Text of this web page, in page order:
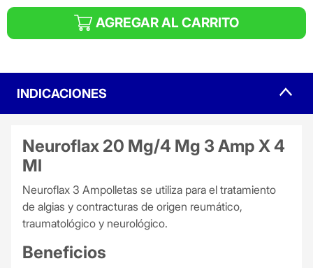
AGREGAR AL CARRITO
INDICACIONES
Neuroflax 20 Mg/4 Mg 3 Amp X 4
Ml
Neuroflax 3 Ampolletas se utiliza para el tratamiento
de algias y contracturas de origen reumático,
traumatológico y neurológico.
Beneficios